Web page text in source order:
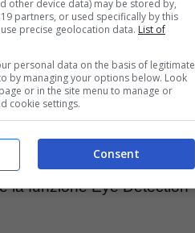
supportato da
ottico delle
massimo di 6400.
di 60 fotogrammi
la funzione Eye Detection
other device data) may be stored by,
partners, or used specifically by this
precise geolocation data. List of
personal data on the basis of legitimate
by managing your options below. Look
or in the site menu to manage or
cookie settings.
Consent